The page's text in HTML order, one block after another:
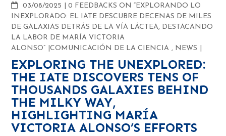
03/08/2025 COMMENTS
0 FEEDBACKS ON “EXPLORANDO LO
INEXPLORADO: EL IATE DESCUBRE DECENAS DE MILES
DE GALAXIAS DETRÁS DE LA VÍA LÁCTEA, DESTACANDO
LA LABOR DE MARÍA VICTORIA
ALONSO”
COMUNICACIÓN DE LA CIENCIA , NEWS
EXPLORING THE UNEXPLORED:
THE IATE DISCOVERS TENS OF
THOUSANDS GALAXIES BEHIND
THE MILKY WAY,
HIGHLIGHTING MARÍA
VICTORIA ALONSO’S EFFORTS